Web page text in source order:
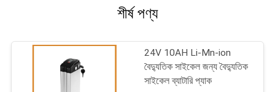
শীর্ষ পণ্য
24V 10AH Li-Mn-ion
বৈদ্যুতিক সাইকেল জন্য বৈদ্যুতিক
সাইকেল ব্যাটারি প্যাক